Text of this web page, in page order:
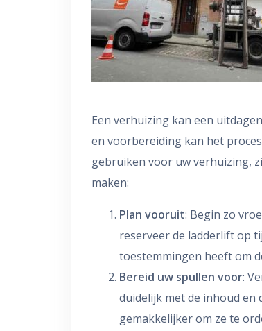
Een verhuizing kan een
en voorbereiding kan het
gebruiken voor uw verhuizing,
maken:
Plan vooruit: Begin zo
reserveer de ladderlift op
toestemmingen heeft om
Bereid uw spullen voor:
duidelijk met de inhoud en
gemakkelijker om ze te